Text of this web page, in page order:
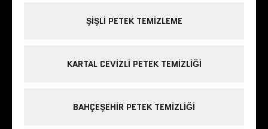
ŞIŞLI PETEK TEMIZLEME
KARTAL CEVIZLI PETEK TEMIZLIĞI
BAHÇEŞEHIR PETEK TEMIZLIĞI